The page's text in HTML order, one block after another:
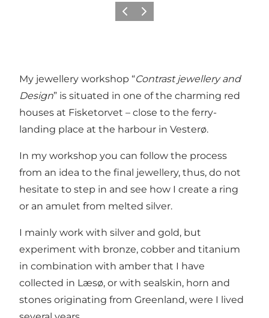
PrécédentSuivant
My jewellery workshop “Contrast jewellery and
Design” is situated in one of the charming red
houses at Fisketorvet – close to the ferry-
landing place at the harbour in Vesterø.
In my workshop you can follow the process
from an idea to the final jewellery, thus, do not
hesitate to step in and see how I create a ring
or an amulet from melted silver.
I mainly work with silver and gold, but
experiment with bronze, cobber and titanium
in combination with amber that I have
collected in Læsø, or with sealskin, horn and
stones originating from Greenland, were I lived